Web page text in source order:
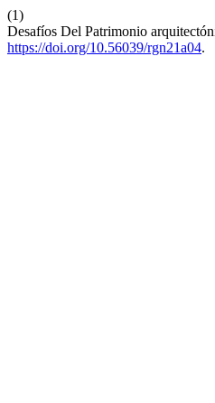
(1)
Desafíos Del Patrimonio
https://doi.org/10.56039/rgn21a04.